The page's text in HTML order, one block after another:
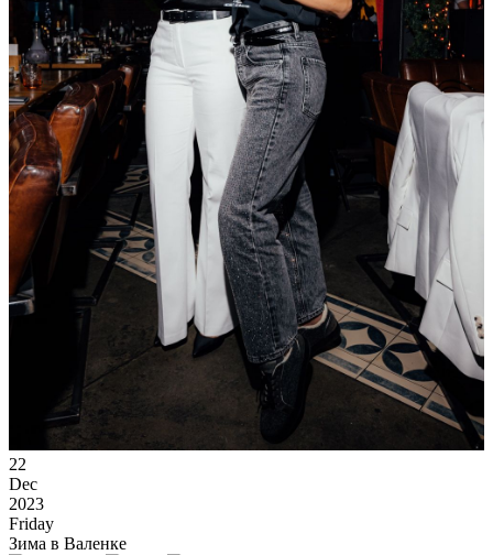
22
Dec
2023
Friday
Зима в Валенке